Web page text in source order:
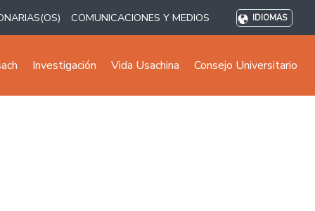
COMUNICACIONES Y MEDIOS IDIOMAS
Investigación Vida Usachina Consejo Universitario